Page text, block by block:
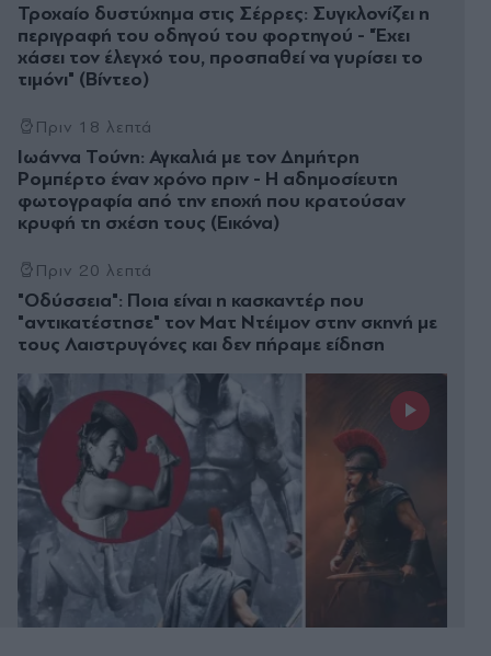
Τροχαίο δυστύχημα στις Σέρρες: Συγκλονίζει η
περιγραφή του οδηγού του φορτηγού - "Έχει
χάσει τον έλεγχό του, προσπαθεί να γυρίσει το
τιμόνι" (Βίντεο)
Πριν 18 λεπτά
Ιωάννα Τούνη: Αγκαλιά με τον Δημήτρη
Ρομπέρτο έναν χρόνο πριν - Η αδημοσίευτη
φωτογραφία από την εποχή που κρατούσαν
κρυφή τη σχέση τους (Εικόνα)
Πριν 20 λεπτά
"Οδύσσεια": Ποια είναι η κασκαντέρ που
"αντικατέστησε" τον Ματ Ντέιμον στην σκηνή με
τους Λαιστρυγόνες και δεν πήραμε είδηση